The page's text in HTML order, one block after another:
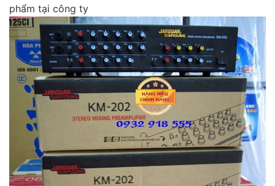
phẩm tại công ty